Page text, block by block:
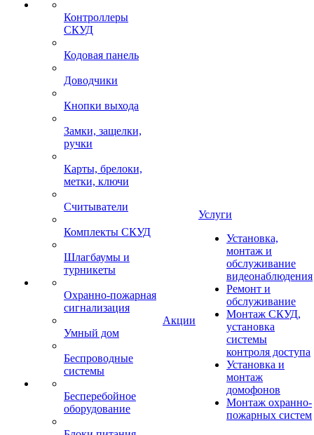
Контроллеры
СКУД
Кодовая панель
Доводчики
Кнопки выхода
Замки, защелки,
ручки
Карты, брелоки,
метки, ключи
Считыватели
Комплекты СКУД
Шлагбаумы и
турникеты
Охранно-пожарная
сигнализация
Умный дом
Беспроводные
системы
Бесперебойное
оборудование
Акции
Услуги
Установка,
монтаж и
обслуживание
видеонаблюдения
Ремонт и
обслуживание
Монтаж СКУД,
установка
системы
контроля доступа
Установка и
монтаж
домофонов
Монтаж охранно-
пожарных систем